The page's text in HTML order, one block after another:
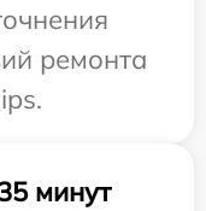
ремонта
минут